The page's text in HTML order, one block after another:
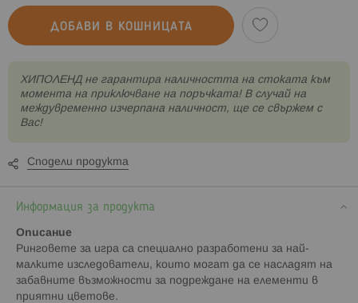
ДОБАВИ В КОШНИЦАТА
XИПОЛЕНД не гарантира наличността на стоката към
момента на приключване на поръчката! В случай на
междувременно изчерпана наличност, ще се свържем с
Вас!
Сподели продукта
Информация за продукта
Описание
Ринговете за игра са специално разработени за най-
малките изследователи, които могат да се насладят на
забавните възможности за подреждане на елементи в
приятни цветове.